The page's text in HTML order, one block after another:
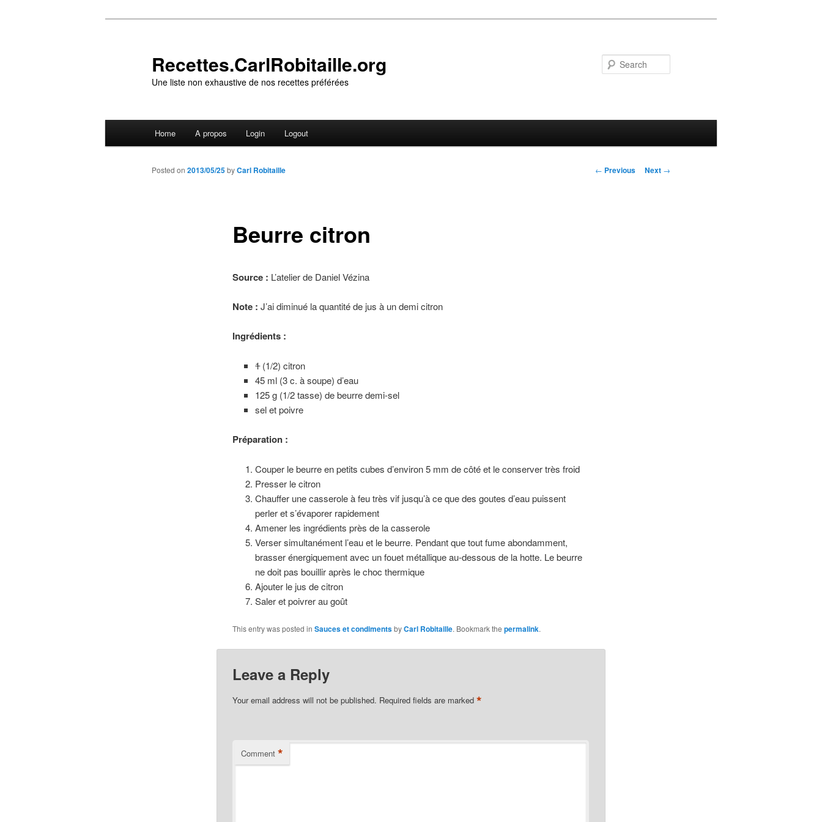
Recettes.CarlRobitaille.org
Une liste non exhaustive de nos recettes préférées
Home A propos Login Logout
Post
← Previous Next →
Beurre citron
Posted on 2013/05/25byCarl Robitaille
Source : L’atelier de Daniel Vézina
Note : J’ai diminué la quantité de jus à un demi citron
Ingrédients :
1(1/2) citron
45 ml (3 c. à soupe) d’eau
125 g (1/2 tasse) de beurre demi-sel
sel et poivre
Préparation :
Couper le beurre en petits cubes d’environ 5 mm de côté et le conserver très froid
Presser le citron
Chauffer une casserole à feu très vif jusqu’à ce que des goutes d’eau puissent
perler et s’évaporer rapidement
Amener les ingrédients près de la casserole
Verser simultanément l’eau et le beurre. Pendant que tout fume abondamment,
brasser énergiquement avec un fouet métallique au-dessous de la hotte. Le beurre
ne doit pas bouillir après le choc thermique
Ajouter le jus de citron
Saler et poivrer au goût
This entry was posted in Sauces et condimentsbyCarl Robitaille. Bookmark the permalink.
Leave a Reply
Your email address will not be published. Required fields are marked *
Comment *